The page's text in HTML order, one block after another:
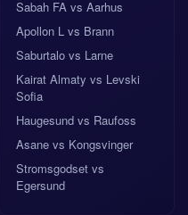
Sabah FA vs Aarhus
Apollon L vs Brann
Saburtalo vs Larne
Kairat Almaty vs Levski
Sofia
Haugesund vs Raufoss
Asane vs Kongsvinger
Stromsgodset vs
Egersund